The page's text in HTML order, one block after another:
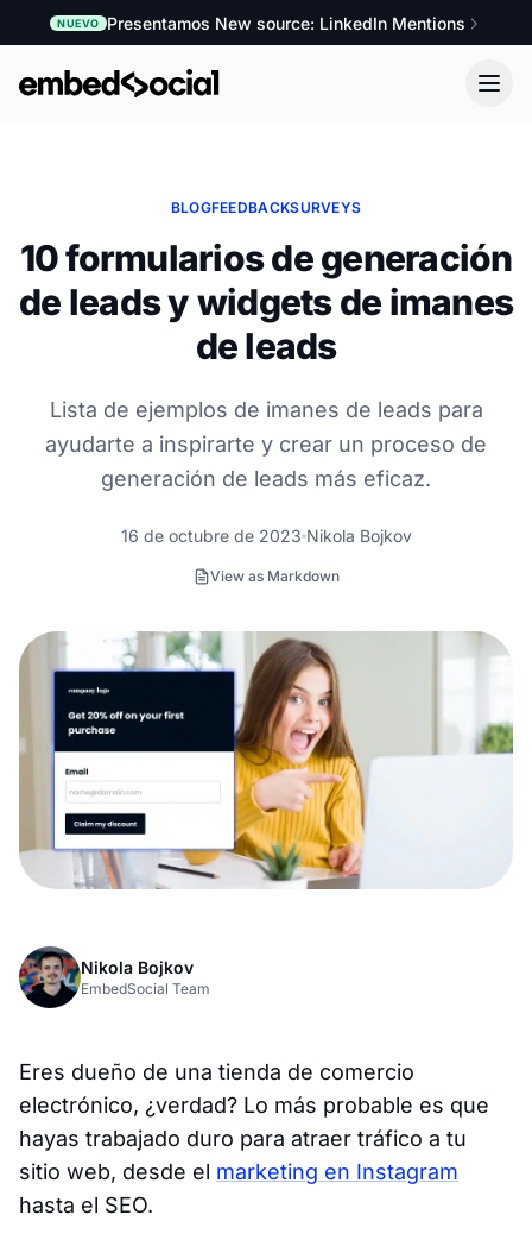
NUEVO Presentamos New source: LinkedIn Mentions
BLOGFEEDBACKSURVEYS
10 formularios de generación
de leads y widgets de imanes
de leads
Lista de ejemplos de imanes de leads para
ayudarte a inspirarte y crear un proceso de
generación de leads más eficaz.
16 de octubre de 2023 Nikola Bojkov
View as Markdown
Nikola Bojkov
EmbedSocial Team
Eres dueño de una tienda de comercio
electrónico, ¿verdad? Lo más probable es que
hayas trabajado duro para atraer tráfico a tu
sitio web, desde el marketing en Instagram
hasta el SEO.